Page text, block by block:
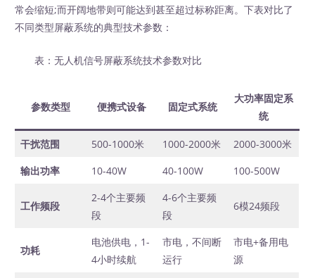
常会缩短;而开阔地带则可能达到甚至超过标称距离。下表对比了
不同类型屏蔽系统的典型技术参数：
表：无人机信号屏蔽系统技术参数对比
参数类型 便携式设备 固定式系统
大功率固定系
统
干扰范围 500-1000米 1000-2000米
2000-3000米
输出功率
10-40W 40-100W 100-500W
工作频段
2-4个主要频
段
4-6个主要频
段
6模24频段
功耗
电池供电，1-
4小时续航
市电，不间断
运行
市电+备用电
源